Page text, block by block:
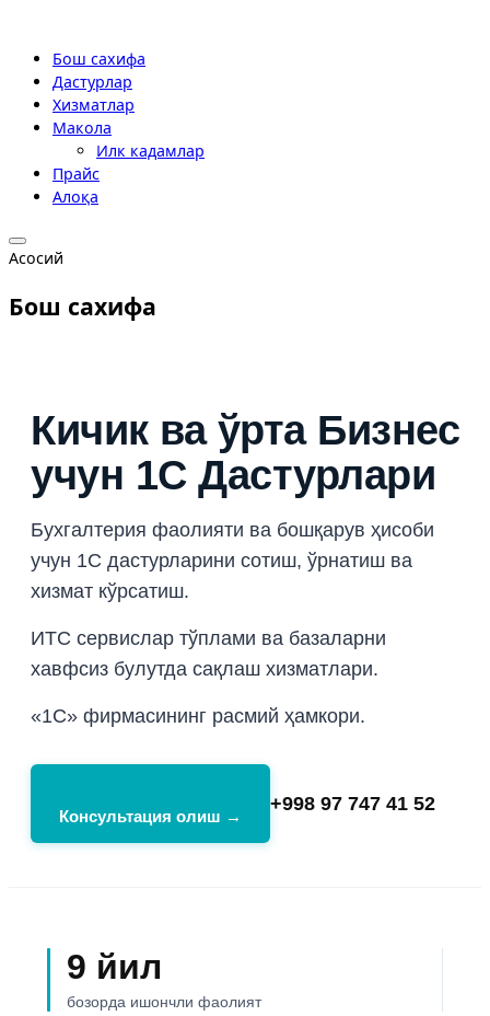
contentБош сахифа
Дастурлар
Хизматлар
Макола
Илк кадамлар
Прайс
Алоқа
Open
menu
Асосий
Бош сахифа
Кичик ва ўрта Бизнес
учун 1С Дастурлари
Бухгалтерия фаолияти ва бошқарув ҳисоби
учун 1С дастурларини сотиш, ўрнатиш ва
хизмат кўрсатиш.
ИТС сервислар тўплами ва базаларни
хавфсиз булутда сақлаш хизматлари.
«1С» фирмасининг расмий ҳамкори.
Консультация олиш →
+998 97 747 41 52
9 йил
бозорда ишончли фаолият